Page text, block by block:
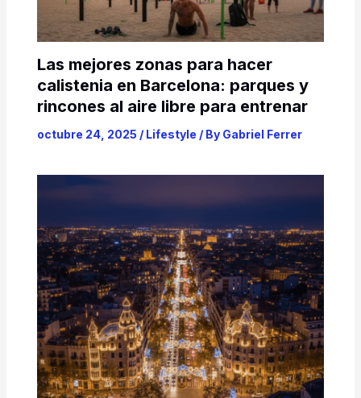
Las mejores zonas para hacer
calistenia en Barcelona: parques y
rincones al aire libre para entrenar
octubre 24, 2025 / Lifestyle / By Gabriel Ferrer